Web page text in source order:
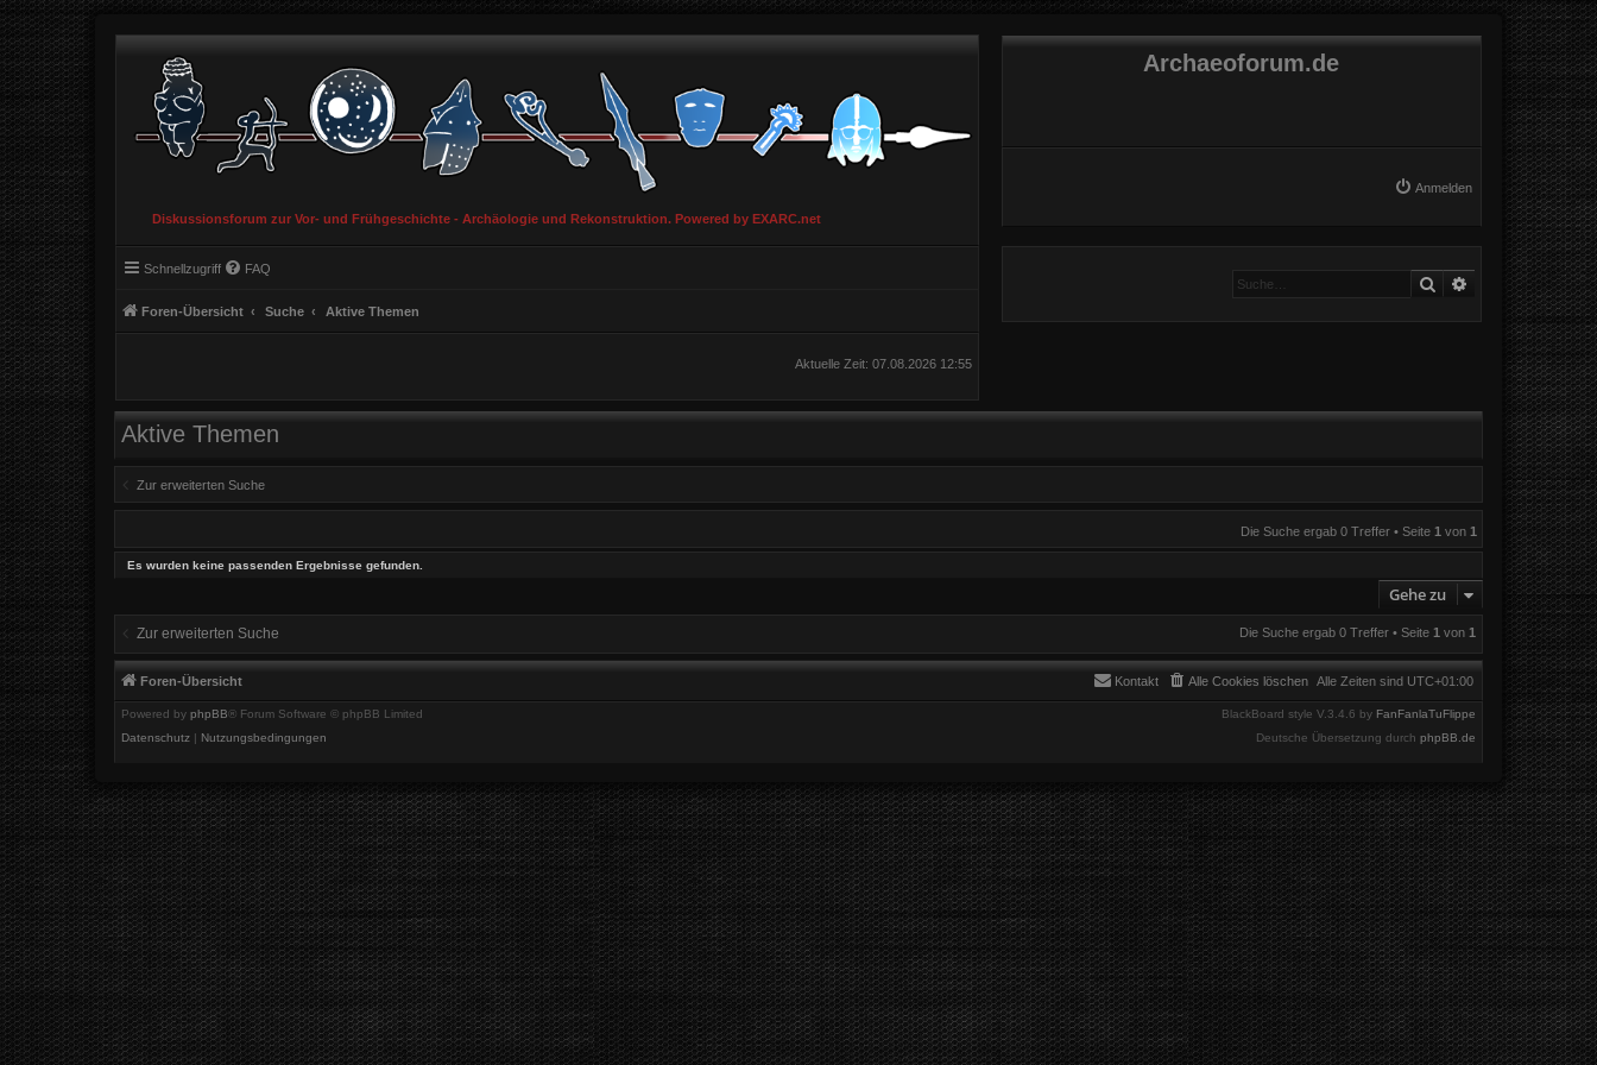
Diskussionsforum zur Vor- und Frühgeschichte - Archäologie und Rekonstruktion. Powered by EXARC.net
Archaeoforum.de
Anmelden
Schnellzugriff FAQ
Foren-Übersicht Suche Aktive Themen
Suche Erweiterte Suche
Aktuelle Zeit: 07.08.2026 12:55
Aktive Themen
Zur erweiterten Suche
Die Suche ergab 0 Treffer • Seite 1 von 1
Es wurden keine passenden Ergebnisse gefunden.
Gehe zu
Zur erweiterten Suche Die Suche ergab 0 Treffer • Seite 1 von 1
Foren-Übersicht Alle Zeiten sind UTC+01:00
Alle Cookies löschen
Kontakt
Powered by phpBB® Forum Software © phpBB Limited BlackBoard style V.3.4.6 by FanFanlaTuFlippe
Deutsche Übersetzung durch phpBB.de
Datenschutz | Nutzungsbedingungen